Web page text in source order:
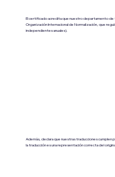
El certificado acredita que nuestro departamento de
Organización Internacional de Normalización, que
independientes anuales).
Además, declara que nuestras traducciones cumplen
la traducción es una representación correcta del